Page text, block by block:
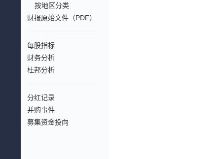
按地区分类
财报原始文件（PDF）
每股指标
财务分析
杜邦分析
分红记录
并购事件
募集资金投向